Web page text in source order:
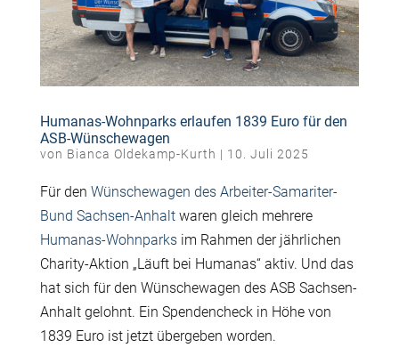
Humanas-Wohnparks erlaufen 1839 Euro für den
ASB-Wünschewagen
von Bianca Oldekamp-Kurth | 10. Juli 2025
Für den Wünschewagen des Arbeiter-Samariter-
Bund Sachsen-Anhaltwaren gleich mehrere
Humanas-Wohnparksim Rahmen der jährlichen
Charity-Aktion „Läuft bei Humanas“ aktiv. Und das
hat sich für den Wünschewagen des ASB Sachsen-
Anhalt gelohnt. Ein Spendencheck in Höhe von
1839 Euro ist jetzt übergeben worden.